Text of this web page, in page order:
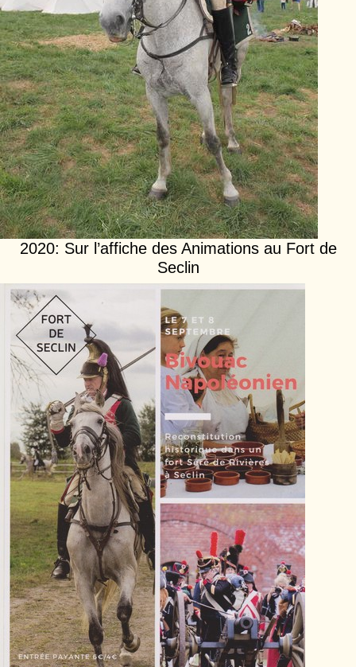
2020: Sur l’affiche des Animations au Fort de
Seclin